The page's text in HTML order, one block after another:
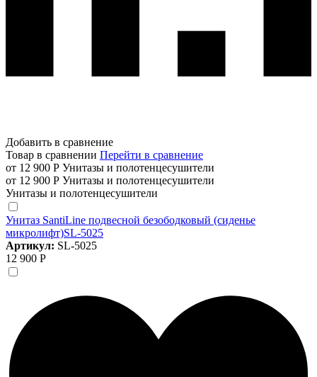
Добавить в сравнение
Товар в сравнении Перейти в сравнение
от 12 900 Р Унитазы и полотенцесушители
от 12 900 Р Унитазы и полотенцесушители
Унитазы и полотенцесушители
Унитаз SantiLine подвесной безободковый (сиденье
микролифт)SL-5025
Артикул: SL-5025
12 900 Р